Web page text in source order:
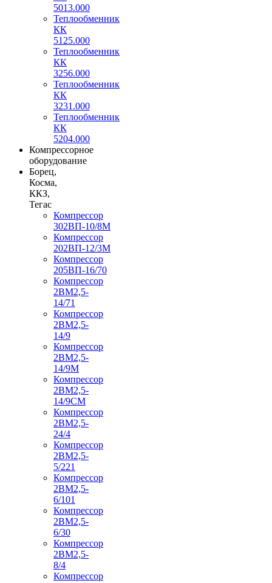
5013.000
Теплообменник
КК
5125.000
Теплообменник
КК
3256.000
Теплообменник
КК
3231.000
Теплообменник
КК
5204.000
Компрессорное
оборудование
Борец,
Косма,
ККЗ,
Тегас
Компрессор
302ВП-10/8М
Компрессор
202ВП-12/3М
Компрессор
205ВП-16/70
Компрессор
2ВМ2,5-
14/71
Компрессор
2ВМ2,5-
14/9
Компрессор
2ВМ2,5-
14/9М
Компрессор
2ВМ2,5-
14/9СМ
Компрессор
2ВМ2,5-
24/4
Компрессор
2ВМ2,5-
5/221
Компрессор
2ВМ2,5-
6/101
Компрессор
2ВМ2,5-
6/30
Компрессор
2ВМ2,5-
8/4
Компрессор